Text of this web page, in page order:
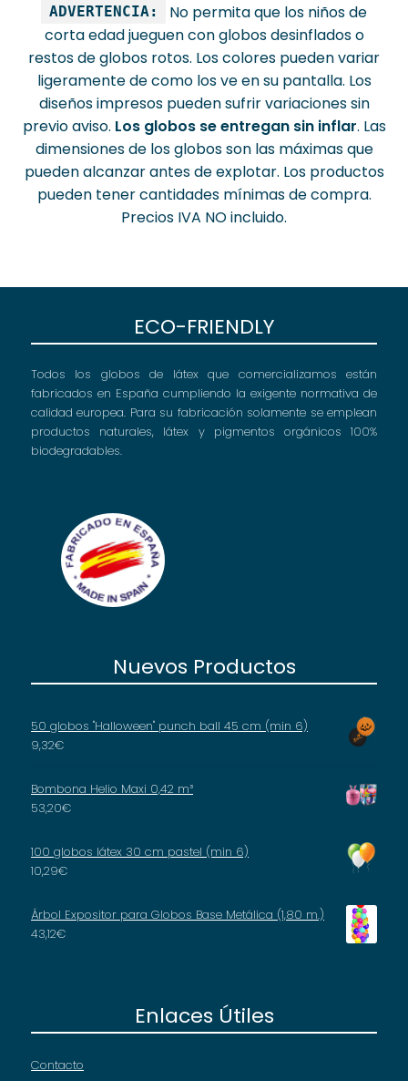
ADVERTENCIA:
No permita que los niños de
corta edad jueguen con globos desinflados o
restos de globos rotos. Los colores pueden variar
ligeramente de como los ve en su pantalla. Los
diseños impresos pueden sufrir variaciones sin
previo aviso. Los globos se entregan sin inflar. Las
dimensiones de los globos son las máximas que
pueden alcanzar antes de explotar. Los productos
pueden tener cantidades mínimas de compra.
Precios IVA NO incluido.
ECO-FRIENDLY
Todos los globos de látex que comercializamos están
fabricados en España cumpliendo la exigente normativa de
calidad europea. Para su fabricación solamente se emplean
productos naturales, látex y pigmentos orgánicos 100%
biodegradables.
Nuevos Productos
50 globos "Halloween" punch ball 45 cm (min 6)
9,32€
Bombona Helio Maxi 0,42 m³
53,20€
100 globos látex 30 cm pastel (min 6)
10,29€
Árbol Expositor para Globos Base Metálica (1,80 m.)
43,12€
Enlaces Útiles
Contacto